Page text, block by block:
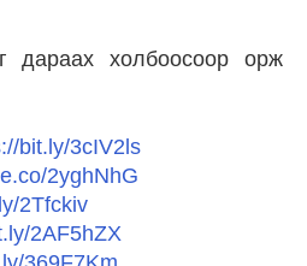
дараах холбоосоор орж
bit.ly/3cIV2ls
2yghNhG
2Tfckiv
2AF5hZX